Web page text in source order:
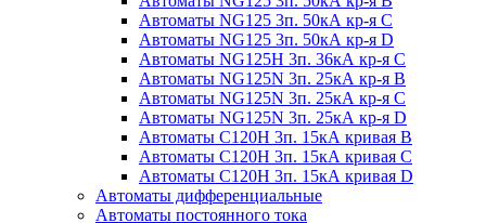
Автоматы NG125 3п. 50кА кр-я C
Автоматы NG125 3п. 50кА кр-я D
Автоматы NG125H 3п. 36кА кр-я C
Автоматы NG125N 3п. 25кА кр-я B
Автоматы NG125N 3п. 25кА кр-я C
Автоматы NG125N 3п. 25кА кр-я D
Автоматы С120Н 3п. 15кА кривая B
Автоматы С120Н 3п. 15кА кривая C
Автоматы С120Н 3п. 15кА кривая D
Автоматы дифференциальные
Автоматы постоянного тока